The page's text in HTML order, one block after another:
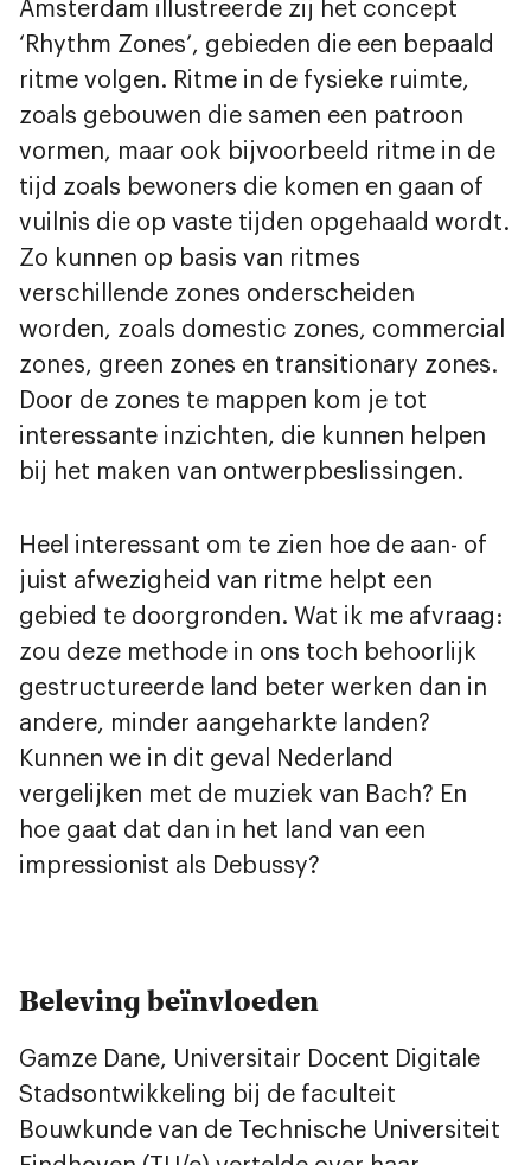
Amsterdam illustreerde zij het concept
‘Rhythm Zones’, gebieden die een bepaald
ritme volgen. Ritme in de fysieke ruimte,
zoals gebouwen die samen een patroon
vormen, maar ook bijvoorbeeld ritme in de
tijd zoals bewoners die komen en gaan of
vuilnis die op vaste tijden opgehaald wordt.
Zo kunnen op basis van ritmes
verschillende zones onderscheiden
worden, zoals domestic zones, commercial
zones, green zones en transitionary zones.
Door de zones te mappen kom je tot
interessante inzichten, die kunnen helpen
bij het maken van ontwerpbeslissingen.
Heel interessant om te zien hoe de aan- of
juist afwezigheid van ritme helpt een
gebied te doorgronden. Wat ik me afvraag:
zou deze methode in ons toch behoorlijk
gestructureerde land beter werken dan in
andere, minder aangeharkte landen?
Kunnen we in dit geval Nederland
vergelijken met de muziek van Bach? En
hoe gaat dat dan in het land van een
impressionist als Debussy?
Beleving beïnvloeden
Gamze Dane, Universitair Docent Digitale
Stadsontwikkeling bij de faculteit
Bouwkunde van de Technische Universiteit